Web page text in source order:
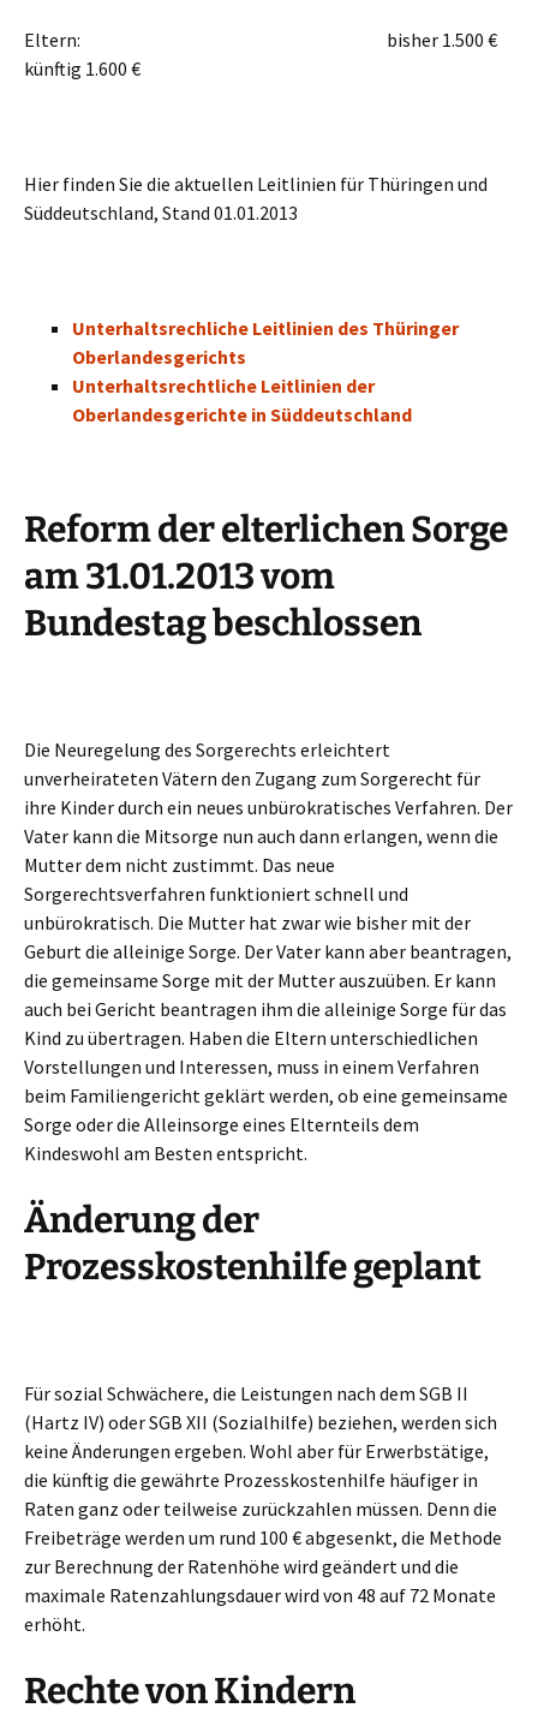
Eltern: bisher 1.500 €
künftig 1.600 €
Hier finden Sie die aktuellen Leitlinien für Thüringen und
Süddeutschland, Stand 01.01.2013
Unterhaltsrechliche Leitlinien des Thüringer
Oberlandesgerichts
Unterhaltsrechtliche Leitlinien der
Oberlandesgerichte in Süddeutschland
Reform der elterlichen Sorge
am 31.01.2013 vom
Bundestag beschlossen
Die Neuregelung des Sorgerechts erleichtert
unverheirateten Vätern den Zugang zum Sorgerecht für
ihre Kinder durch ein neues unbürokratisches Verfahren. Der
Vater kann die Mitsorge nun auch dann erlangen, wenn die
Mutter dem nicht zustimmt. Das neue
Sorgerechtsverfahren funktioniert schnell und
unbürokratisch. Die Mutter hat zwar wie bisher mit der
Geburt die alleinige Sorge. Der Vater kann aber beantragen,
die gemeinsame Sorge mit der Mutter auszuüben. Er kann
auch bei Gericht beantragen ihm die alleinige Sorge für das
Kind zu übertragen. Haben die Eltern unterschiedlichen
Vorstellungen und Interessen, muss in einem Verfahren
beim Familiengericht geklärt werden, ob eine gemeinsame
Sorge oder die Alleinsorge eines Elternteils dem
Kindeswohl am Besten entspricht.
Änderung der
Prozesskostenhilfe geplant
Für sozial Schwächere, die Leistungen nach dem SGB II
(Hartz IV) oder SGB XII (Sozialhilfe) beziehen, werden sich
keine Änderungen ergeben. Wohl aber für Erwerbstätige,
die künftig die gewährte Prozesskostenhilfe häufiger in
Raten ganz oder teilweise zurückzahlen müssen. Denn die
Freibeträge werden um rund 100 € abgesenkt, die Methode
zur Berechnung der Ratenhöhe wird geändert und die
maximale Ratenzahlungsdauer wird von 48 auf 72 Monate
erhöht.
Rechte von Kindern